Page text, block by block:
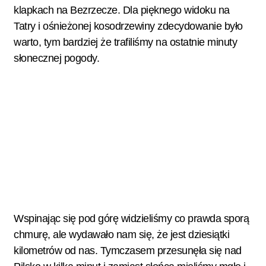
klapkach na Bezrzecze. Dla pięknego widoku na
Tatry i ośnieżonej kosodrzewiny zdecydowanie było
warto, tym bardziej że trafiliśmy na ostatnie minuty
słonecznej pogody.
Wspinając się pod górę widzieliśmy co prawda sporą
chmurę, ale wydawało nam się, że jest dziesiątki
kilometrów od nas. Tymczasem przesunęła się nad